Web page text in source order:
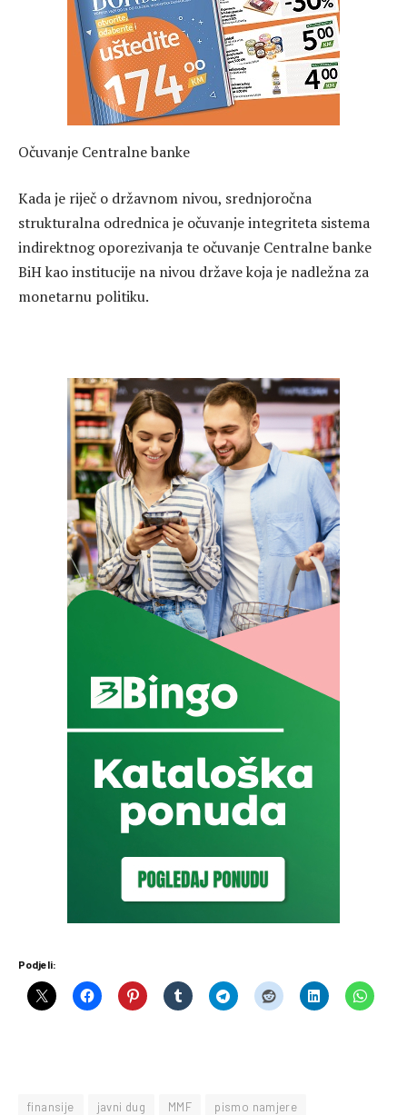
Očuvanje Centralne banke
Kada je riječ o državnom nivou, srednjoročna
strukturalna odrednica je očuvanje integriteta sistema
indirektnog oporezivanja te očuvanje Centralne banke
BiH kao institucije na nivou države koja je nadležna za
monetarnu politiku.
Podjeli:
finansije javni dug MMF pismo namjere